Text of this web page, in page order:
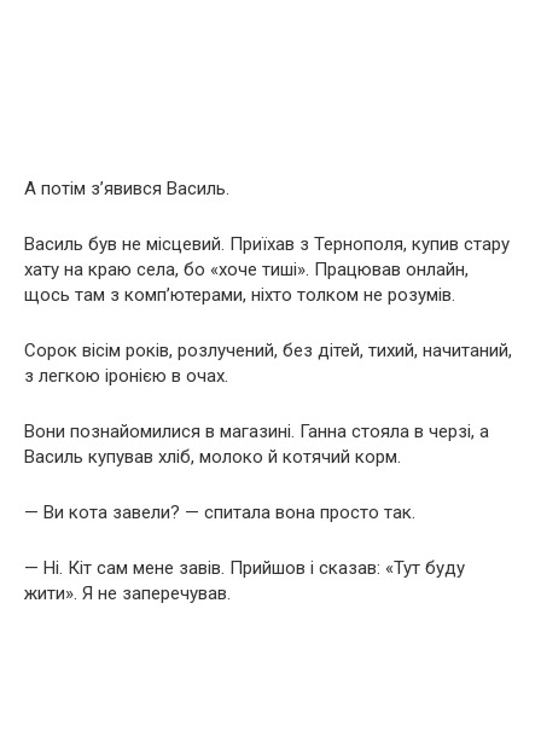
А потім з’явився Василь.
Василь був не місцевий. Приїхав з Тернополя, купив стару
хату на краю села, бо «хоче тиші». Працював онлайн,
щось там з комп’ютерами, ніхто толком не розумів.
Сорок вісім років, розлучений, без дітей, тихий, начитаний,
з легкою іронією в очах.
Вони познайомилися в магазині. Ганна стояла в черзі, а
Василь купував хліб, молоко й котячий корм.
— Ви кота завели? — спитала вона просто так.
— Ні. Кіт сам мене завів. Прийшов і сказав: «Тут буду
жити». Я не заперечував.